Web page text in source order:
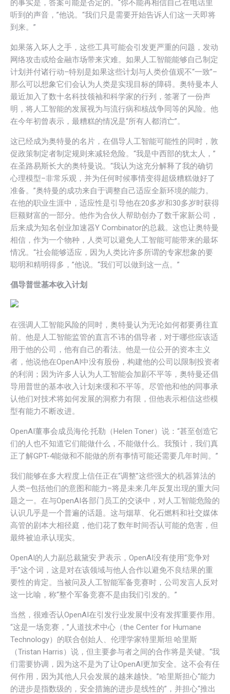
的事实是，答案可能是否定的。“你不能再相信自己在电话里
听到的声音，”他说。“我们只是需要开始告诉人们这一天即将
到来。”
如果落入坏人之手，这些工具可能会引发更严重的问题，发动
网络攻击或给金融市场带来灾难。如果人工智能能够自己制定
计划并付诸行动–特别是如果这些计划与人类价值观不“一致”–
那么可以想象它们会认为人类是实现目标的障碍。奥特曼本人
最近加入了数十名科技领袖和科学家的行列，签署了一份声
明，将人工智能的发展视为与流行病和核战争同等的风险。他
在今年初曾表示，最糟糕的情况是“所有人都消亡”。
这已经成为奥特曼的名片，在倡导人工智能可能性的同时，敦
促政策制定者制定规则来减轻危险。“我是中西部的犹太人，”
在圣路易斯长大的奥特曼说。“我认为这充分解释了我的确切
心理模型–非常乐观，并为任何时候事情变得超级糟糕做好了
准备。”奥特曼的成功来自于调整自己适应全新环境的能力。
在他的职业生涯中，适应性是引导他在20多岁和30多岁时获得
巨额财富的一部分。他作为合伙人帮助创办了数千家新公司，
后来成为知名创业加速器Y Combinator的总裁。这也让奥特曼
相信，作为一个物种，人类可以避免人工智能可能带来的最坏
情况。“社会能够适应，因为人类比许多所谓的专家想象的要
聪明和精明得多，”他说。“我们可以做到这一点。”
倡导普世基本收入计划
在强调人工智能风险的同时，奥特曼认为无论如何都要勇往直
前。他是人工智能监管的直言不讳的倡导者，对于哪些应该适
用于他的公司，他有自己的看法。他是一位公开的资本主义
者，他说他在OpenAI中没有股份，构建他的公司以限制投资者
的利润；因为许多人认为人工智能会加剧不平等，奥特曼还倡
导用普世的基本收入计划来缓和不平等。尽管他和他的同事承
认他们对技术将如何发展的洞察力有限，但他表示相信这些模
型有能力不断改进。
OpenAI董事会成员海伦·托勒（Helen Toner）说：“甚至创造它
们的人也不知道它们能做什么，不能做什么。我预计，我们真
正了解GPT-4能做和不能做的所有事情可能还需要几年时间。”
我们能够在多大程度上信任正在“调整”这些强大的机器算法的
人类–包括他们的意图和能力–将是未来几年反复出现的重大问
题之一。在与OpenAI各部门员工的交谈中，对人工智能危险的
认识几乎是一个普遍的话题。这与烟草、化石燃料和社交媒体
高管的剧本大相径庭，他们花了数年时间否认可能的危害，但
最终被迫承认现实。
OpenAI的人力副总裁黛安·尹表示，OpenAI没有使用“竞争对
手”这个词，这是对在该领域与他人合作以避免不良结果的重
要性的肯定。当被问及人工智能军备竞赛时，公司发言人反对
这一比喻，称“整个军备竞赛不是由我们引发的。”
当然，很难否认OpenAI在引发行业发展中没有发挥重要作用。
“这是一场竞赛，”人道技术中心（the Center for Humane
Technology）的联合创始人、伦理学家特里斯坦·哈里斯
（Tristan Harris）说，但主要参与者之间的合作将是关键。“我
们需要协调，因为这不是为了让OpenAI更加安全。这不会有任
何作用，因为其他人只会发展的越来越快。”哈里斯担心“能力
的进步是指数级的，安全措施的进步是线性的”，并担心“推出